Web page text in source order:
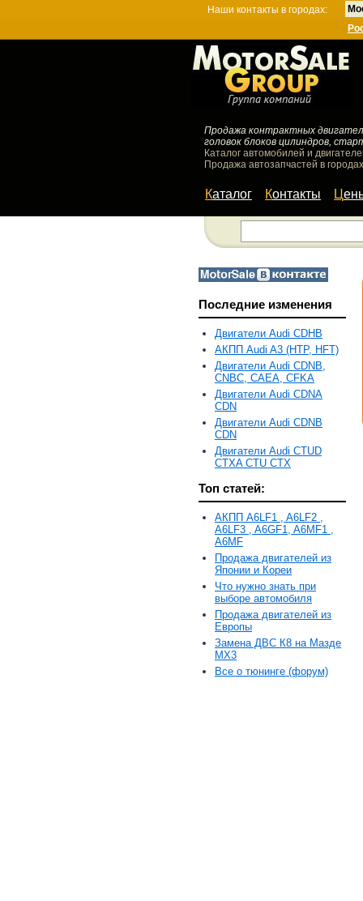
Наши контакты в городах:
Продажа контрактных
головок блоков цилиндров,
Каталог автомобилей и
Продажа автозапчастей в
Каталог Контакты
Последние изменения
Двигатели Audi CDHB
АКПП Audi A3 (HTP, HFT)
Двигатели Audi CDNB,
CNBC, CAEA, CFKA
Двигатели Audi CDNA
CDN
Двигатели Audi CDNB
CDN
Двигатели Audi CTUD
CTXA CTU CTX
Топ статей:
АКПП A6LF1 , A6LF2 ,
A6LF3 , A6GF1, A6MF1 ,
A6MF
Продажа двигателей из
Японии и Кореи
Что нужно знать при
выборе автомобиля
Продажа двигателей из
Европы
Замена ДВС К8 на Мазде
MX3
Все о тюнинге (форум)